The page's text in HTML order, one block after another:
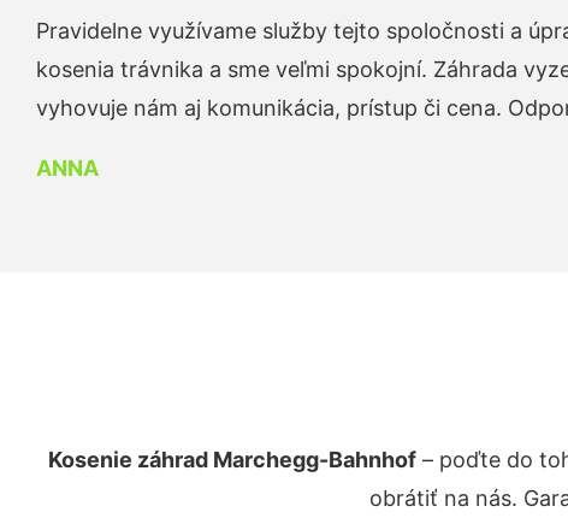
Pravidelne využívame služby tejto spoločnosti a
kosenia trávnika a sme veľmi spokojní. Záhrada
vyhovuje nám aj komunikácia, prístup či cena.
ANNA
Kosenie záhrad Marchegg-Bahnhof– poďte do
obrátiť na nás.